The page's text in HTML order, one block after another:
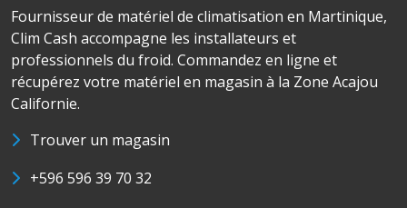
Fournisseur de matériel de climatisation en Martinique,
Clim Cash accompagne les installateurs et
professionnels du froid. Commandez en ligne et
récupérez votre matériel en magasin à la Zone Acajou
Californie.
Trouver un magasin
+596 596 39 70 32